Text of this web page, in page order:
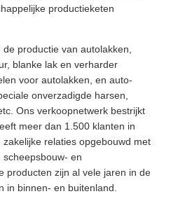
productieketen
productie van autolakken,
blanke lak en verharder
voor autolakken, en auto-
onverzadigde harsen,
Ons verkoopnetwerk bestrijkt
meer dan 1.500 klanten in
relaties opgebouwd met
en
producten zijn al vele jaren in de
in binnen- en buitenland.